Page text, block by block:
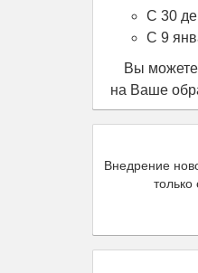
С 30
С 9
Вы можете
на Ваше
Внедрение